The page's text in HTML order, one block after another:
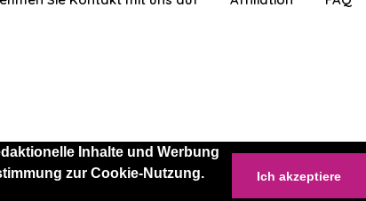
Inhalte und Werbung
zur Cookie-Nutzung.
Ich akzeptiere
Einloggen